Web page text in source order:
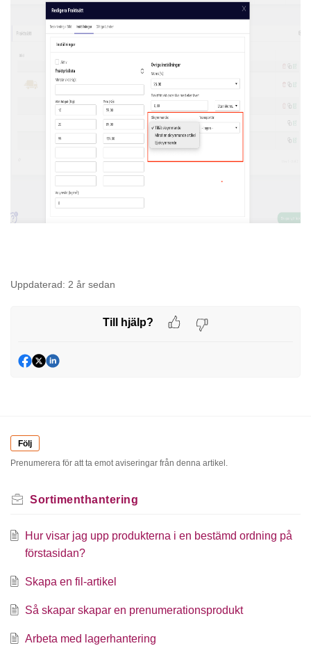
Uppdaterad: 2 år sedan
Till hjälp?
Följ
Prenumerera för att ta emot aviseringar från denna artikel.
Sortimenthantering
Hur visar jag upp produkterna i en bestämd ordning på
förstasidan?
Skapa en fil-artikel
Så skapar skapar en prenumerationsprodukt
Arbeta med lagerhantering